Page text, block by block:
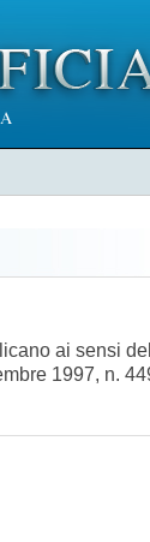
ai sensi
1997, n.